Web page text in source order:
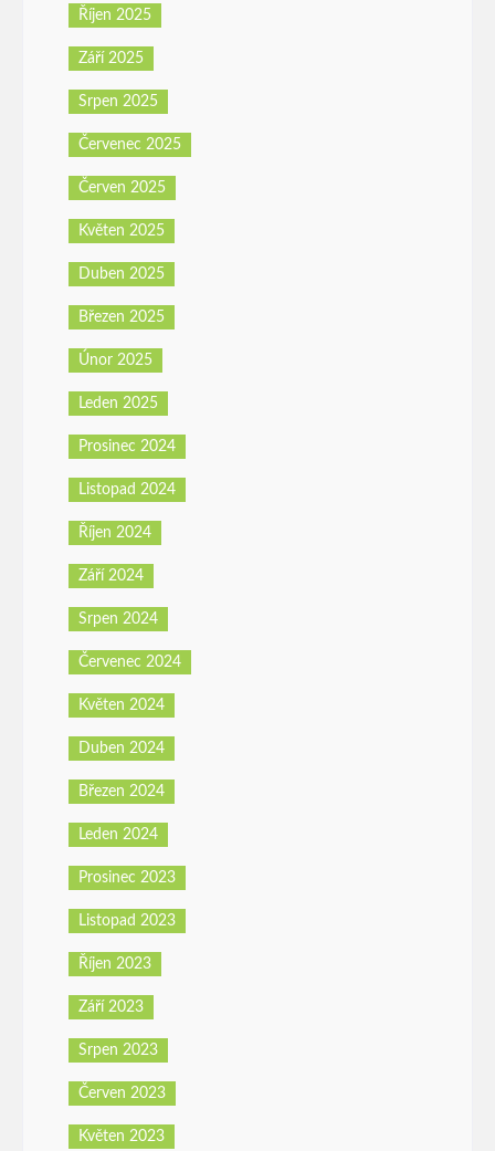
Říjen 2025
Září 2025
Srpen 2025
Červenec 2025
Červen 2025
Květen 2025
Duben 2025
Březen 2025
Únor 2025
Leden 2025
Prosinec 2024
Listopad 2024
Říjen 2024
Září 2024
Srpen 2024
Červenec 2024
Květen 2024
Duben 2024
Březen 2024
Leden 2024
Prosinec 2023
Listopad 2023
Říjen 2023
Září 2023
Srpen 2023
Červen 2023
Květen 2023